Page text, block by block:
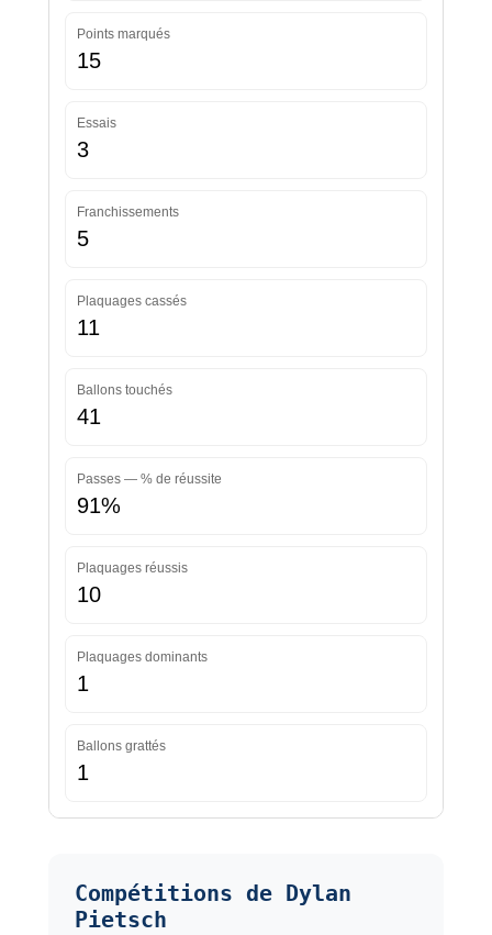
Points marqués
15
Essais
3
Franchissements
5
Plaquages cassés
11
Ballons touchés
41
Passes — % de réussite
91%
Plaquages réussis
10
Plaquages dominants
1
Ballons grattés
1
Compétitions de Dylan
Pietsch